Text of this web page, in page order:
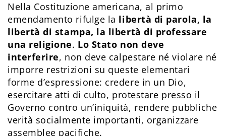
Nella Costituzione americana, al primo
emendamento rifulge la libertà di parola, la
libertà di stampa, la libertà di professare
una religione. Lo Stato non deve
interferire, non deve calpestare né violare né
imporre restrizioni su queste elementari
forme d’espressione: credere in un Dio,
esercitare atti di culto, protestare presso il
Governo contro un’iniquità, rendere pubbliche
verità socialmente importanti, organizzare
assemblee pacifiche.